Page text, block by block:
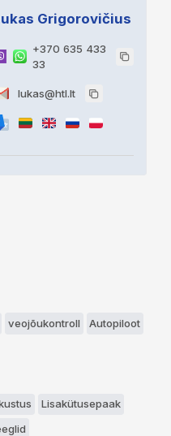
Grigorovičius
+370 635 433
33
lukas@htl.lt
veojõukontroll Autopiloot
Lisakütusepaak